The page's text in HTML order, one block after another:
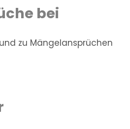
bei
zu Mängelansprüchen